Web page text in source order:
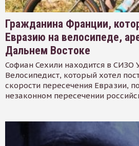
Гражданина Франции,
Евразию на велосипеде,
Дальнем Востоке
Софиан Сехили находится в СИЗО
Велосипедист, который хотел
скорости пересечения Евразии,
незаконном пересечении